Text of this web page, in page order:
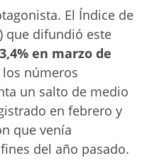
El Índice de
que difundió este
3,4% en marzo de
números
un salto de medio
en febrero y
que venía
del año pasado.